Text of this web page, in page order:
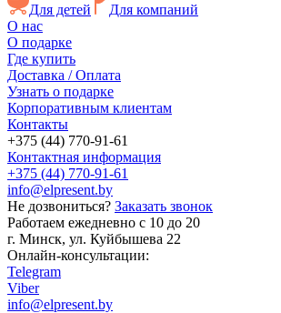
Для детей
Для компаний
О нас
О подарке
Где купить
Доставка / Оплата
Узнать о подарке
Корпоративным клиентам
Контакты
+375 (44) 770-91-61
Контактная информация
+375 (44) 770-91-61
info@elpresent.by
Не дозвониться? Заказать звонок
Работаем ежедневно c 10 до 20
г. Минск, ул. Куйбышева 22
Онлайн-консультации:
Telegram
Viber
info@elpresent.by